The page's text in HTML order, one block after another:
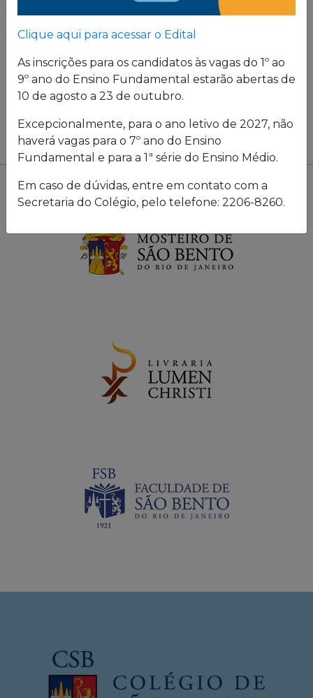
Clique aqui para acessar o Edital
As inscrições para os candidatos às vagas do 1º ao
9º ano do Ensino Fundamental estarão abertas de
10 de agosto a 23 de outubro.
Excepcionalmente, para o ano letivo de 2027, não
haverá vagas para o 7º ano do Ensino
Fundamental e para a 1ª série do Ensino Médio.
Em caso de dúvidas, entre em contato com a
Secretaria do Colégio, pelo telefone: 2206-8260.